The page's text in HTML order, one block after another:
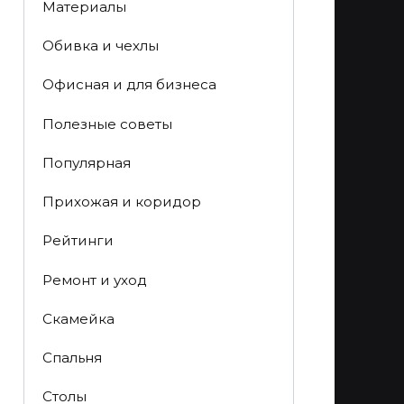
Материалы
Обивка и чехлы
Офисная и для бизнеса
Полезные советы
Популярная
Прихожая и коридор
Рейтинги
Ремонт и уход
Скамейка
Спальня
Столы